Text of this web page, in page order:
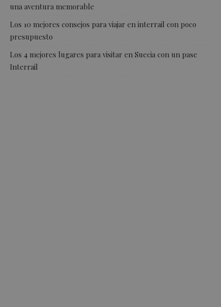
una aventura memorable
Los 10 mejores consejos para viajar en interrail con poco
presupuesto
Los 4 mejores lugares para visitar en Suecia con un pase
Interrail